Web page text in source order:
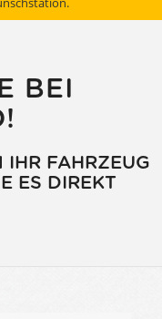
BEI
IHR FAHRZEUG
ES DIREKT